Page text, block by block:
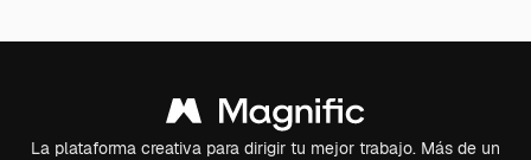
La plataforma creativa para dirigir tu mejor trabajo. Más de un